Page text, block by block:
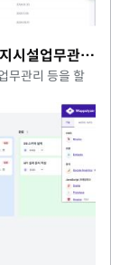
XE에서 준ERP, 웹프로젝트관리, 사회복지시설업무관리 등을 할 수 있는 모듈입니다.
무관리 등을 할